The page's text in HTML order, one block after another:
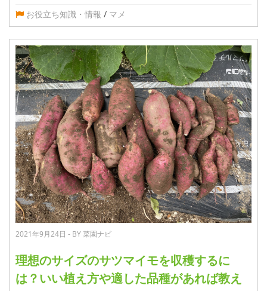
お役立ち知識・情報 / マメ
2021年9月24日 - BY 菜園ナビ
理想のサイズのサツマイモを収穫するに
は？いい植え方や適した品種があれば教え